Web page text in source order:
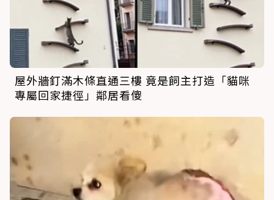
屋外牆釘滿木條直通三樓 竟是飼主打造「貓咪
專屬回家捷徑」鄰居看傻